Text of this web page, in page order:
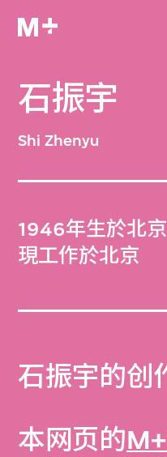
石振宇
Shi Zhenyu
1946年生於北京
現工作於北京
石振宇的创
本网页的